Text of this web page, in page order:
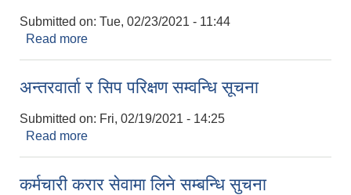
Submitted on: Tue, 02/23/2021 - 11:44
Read more
अन्तरवार्ता र सिप परिक्षण सम्वन्धि सूचना
Submitted on: Fri, 02/19/2021 - 14:25
Read more
कर्मचारी करार सेवामा लिने सम्बन्धि सुचना